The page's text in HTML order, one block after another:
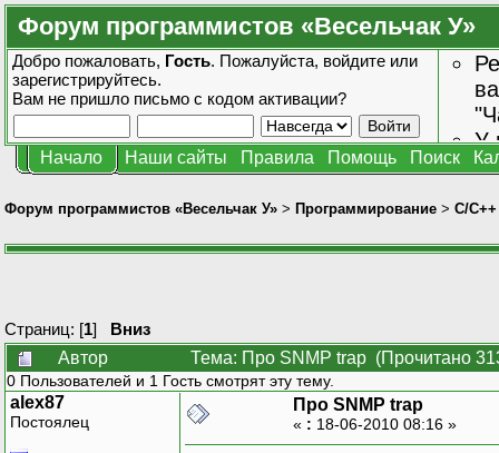
Форум программистов «Весельчак У»
Добро пожаловать, Гость. Пожалуйста, войдите или
зарегистрируйтесь.
Вам не пришло письмо с кодом активации?
У
Начало Наши сайты Правила Помощь Поиск
Форум программистов «Весельчак У» > Программирование > C/C++
Страниц: [1] Вниз
Автор
Тема: Про SNMP trap (Прочитано
0 Пользователей и 1 Гость смотрят эту тему.
alex87
Постоялец
Про SNMP trap
« : 18-06-2010 08:16 »